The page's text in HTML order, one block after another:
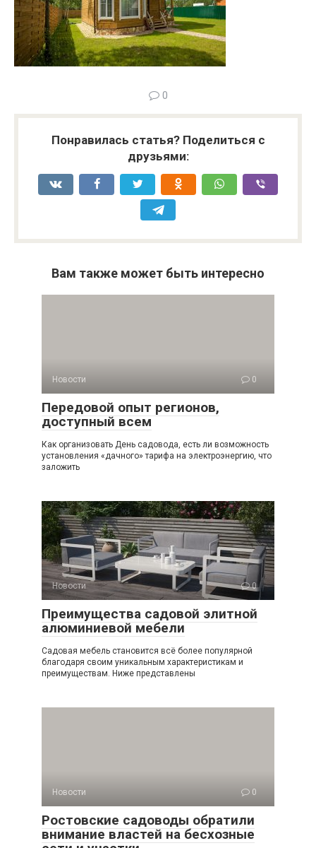
0
Понравилась статья? Поделиться с
друзьями:
Вам также может быть интересно
Новости 0
Передовой опыт регионов,
доступный всем
Как организовать День садовода, есть ли возможность
установления «дачного» тарифа на электроэнергию, что
заложить
Новости 0
Преимущества садовой элитной
алюминиевой мебели
Садовая мебель становится всё более популярной
благодаря своим уникальным характеристикам и
преимуществам. Ниже представлены
Новости 0
Ростовские садоводы обратили
внимание властей на бесхозные